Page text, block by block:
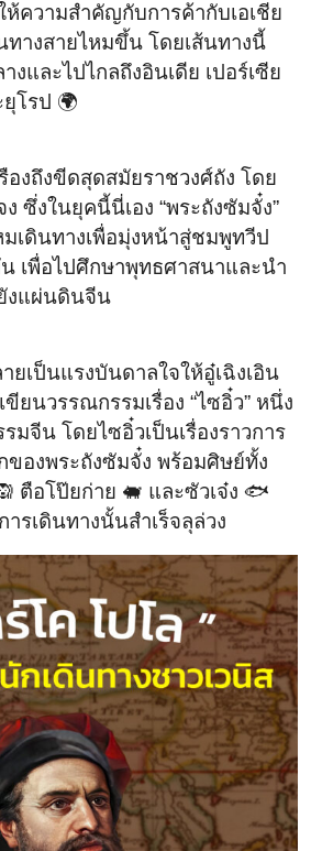
ห้ความสำคัญกับการค้ากับเอเชีย
างสายไหมขึ้น โดยเส้นทางนี้
งและไปไกลถึงอินเดีย เปอร์เซีย
โรป 🌍
องถึงขีดสุดสมัยราชวงศ์ถัง โดย
ซึ่งในยุคนี้นี่เอง “พระถังซัมจั๋ง”
มเดินทางเพื่อมุ่งหน้าสู่ชมพูทวีป
เพื่อไปศึกษาพุทธศาสนาและนำ
งแผ่นดินจีน
ยเป็นแรงบันดาลใจให้อู๋เฉิงเอิน
ยนวรรณกรรมเรื่อง “ไซอิ๋ว” หนึ่ง
มจีน โดยไซอิ๋วเป็นเรื่องราวการ
องพระถังซัมจั๋ง พร้อมศิษย์ทั้ง
ตือโป๊ยก่าย 🐖 และซัวเจ๋ง 🐟
รเดินทางนั้นสำเร็จลุล่วง